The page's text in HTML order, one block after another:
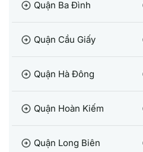
arrow_circle_right Quận Ba Đình
arrow_circle_right Quận Cầu Giấy
arrow_circle_right Quận Hà Đông
arrow_circle_right Quận Hoàn Kiếm
arrow_circle_right Quận Long Biên